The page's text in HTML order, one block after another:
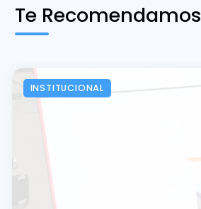
Te Recomendamos
INSTITUCIONAL